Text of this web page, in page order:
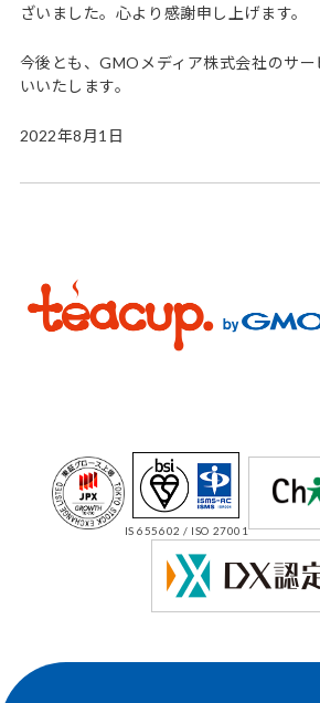
ざいました。心より感謝申し上げます。
今後とも、GMOメディア株式会社のサ
いいたします。
2022年8月1日
IS 655602 / ISO 27001